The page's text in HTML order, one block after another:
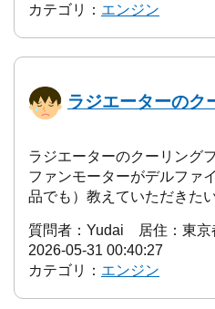
カテゴリ： エンジン
ラジエーターのク
ラジエーターのクーリング
ファンモーターがデルファ
品でも）教えていただきた
質問者：Yudai 居住：東
2026-05-31 00:40:27
カテゴリ： エンジン